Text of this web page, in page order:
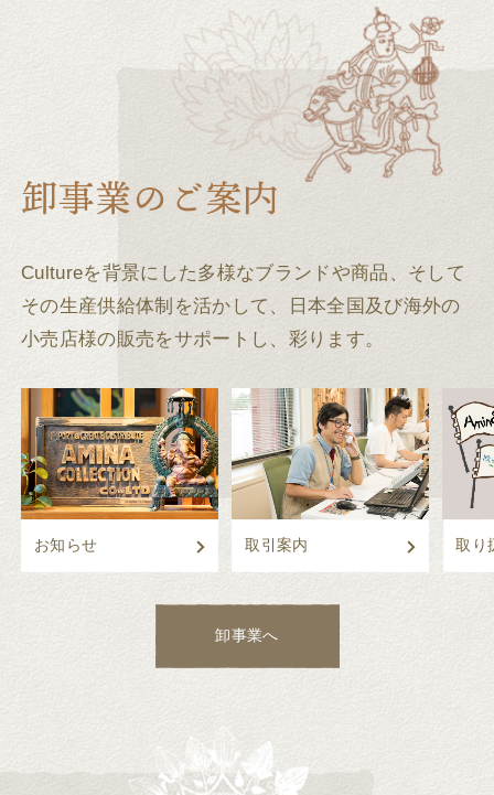
Cultureを背景にした多様なブランドや商品、そして
その生産供給体制を活かして、
日本全国及び海外の
小売店様の販売をサポートし、彩ります。
お知らせ 取引案内 取り
卸事業へ